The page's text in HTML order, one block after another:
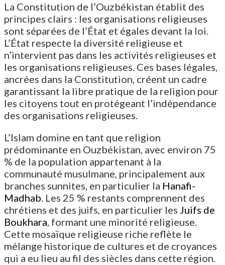
La Constitution de l’Ouzbékistan établit des
principes clairs : les organisations religieuses
sont séparées de l’État et égales devant la loi.
L’État respecte la diversité religieuse et
n’intervient pas dans les activités religieuses et
les organisations religieuses. Ces bases légales,
ancrées dans la Constitution, créent un cadre
garantissant la libre pratique de la religion pour
les citoyens tout en protégeant l’indépendance
des organisations religieuses.
L’Islam domine en tant que religion
prédominante en Ouzbékistan, avec environ 75
% de la population appartenant à la
communauté musulmane, principalement aux
branches sunnites, en particulier la Hanafi-
Madhab. Les 25 % restants comprennent des
chrétiens et des juifs, en particulier les Juifs de
Boukhara, formant une minorité religieuse.
Cette mosaïque religieuse riche reflète le
mélange historique de cultures et de croyances
qui a eu lieu au fil des siècles dans cette région.